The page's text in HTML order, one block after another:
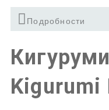
Подробности
Kigurumi